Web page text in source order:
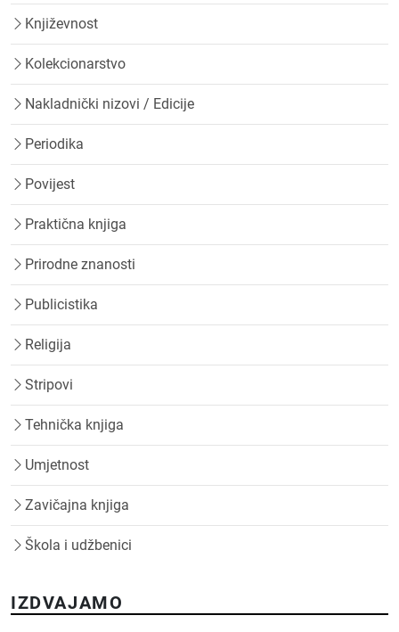
Književnost
Kolekcionarstvo
Nakladnički nizovi / Edicije
Periodika
Povijest
Praktična knjiga
Prirodne znanosti
Publicistika
Religija
Stripovi
Tehnička knjiga
Umjetnost
Zavičajna knjiga
Škola i udžbenici
IZDVAJAMO